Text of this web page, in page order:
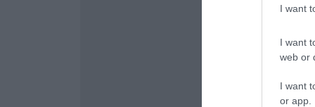
I want
I want
web or
I want
or app.